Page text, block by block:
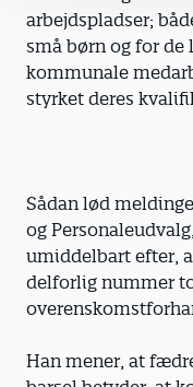
arbejdspladser;
små børn og for
kommunale
styrket deres
Sådan lød
og
umiddelbart efter,
delforlig nummer
Han mener, at